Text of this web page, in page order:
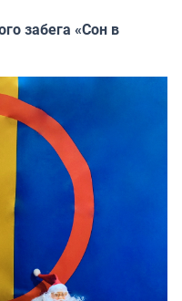
забега «Сон в